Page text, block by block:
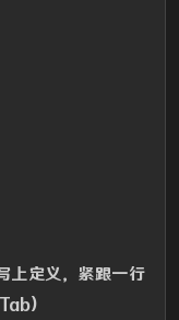
上定义，紧跟一行